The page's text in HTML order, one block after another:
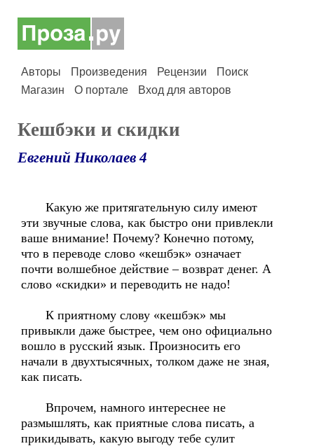
Авторы Произведения Рецензии
Поиск
Магазин
О портале Вход для авторов
Кешбэки и скидки
Евгений Николаев 4
Какую же притягательную силу имеют
эти звучные слова, как быстро они привлекли
ваше внимание! Почему? Конечно потому,
что в переводе слово «кешбэк» означает
почти волшебное действие – возврат денег. А
слово «скидки» и переводить не надо!
К приятному слову «кешбэк» мы
привыкли даже быстрее, чем оно официально
вошло в русский язык. Произносить его
начали в двухтысячных, толком даже не зная,
как писать.
Впрочем, намного интереснее не
размышлять, как приятные слова писать, а
прикидывать, какую выгоду тебе сулит